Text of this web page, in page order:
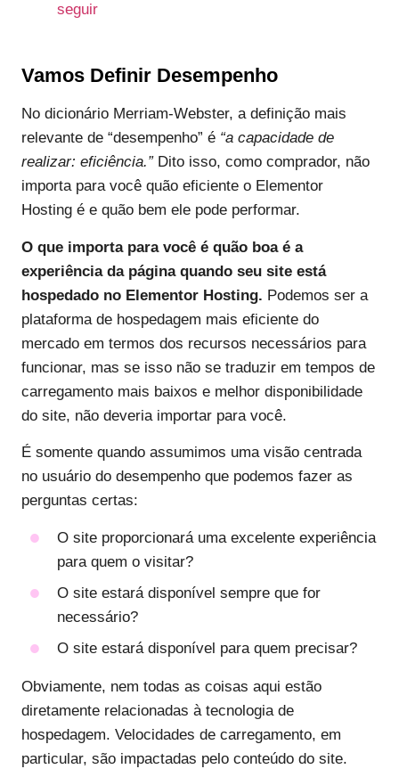
seguir
Vamos Definir Desempenho
No dicionário Merriam-Webster, a definição mais
relevante de “desempenho” é “a capacidade de
realizar: eficiência.”Dito isso, como comprador, não
importa para você quão eficiente o Elementor
Hosting é e quão bem ele pode performar.
O que importa para você é quão boa é a
experiência da página quando seu site está
hospedado no Elementor Hosting. Podemos ser a
plataforma de hospedagem mais eficiente do
mercado em termos dos recursos necessários para
funcionar, mas se isso não se traduzir em tempos de
carregamento mais baixos e melhor disponibilidade
do site, não deveria importar para você.
É somente quando assumimos uma visão centrada
no usuário do desempenho que podemos fazer as
perguntas certas:
O site proporcionará uma excelente experiência
para quem o visitar?
O site estará disponível sempre que for
necessário?
O site estará disponível para quem precisar?
Obviamente, nem todas as coisas aqui estão
diretamente relacionadas à tecnologia de
hospedagem. Velocidades de carregamento, em
particular, são impactadas pelo conteúdo do site.